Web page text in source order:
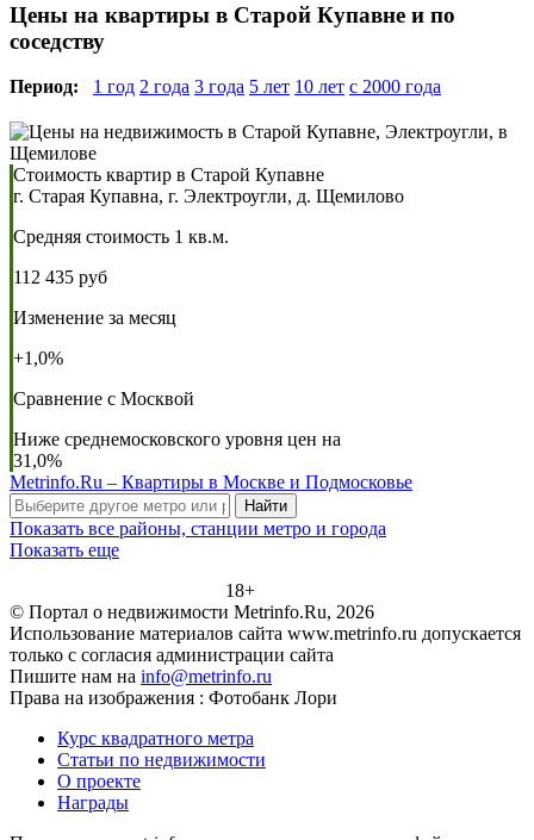
Цены на квартиры в Старой Купавне и по
соседству
Период: 1 год 2 года 3 года 5 лет 10 лет с 2000 года
Стоимость квартир в Старой Купавне
г. Старая Купавна, г. Электроугли, д. Щемилово
Средняя стоимость 1 кв.м.
112 435 руб
Изменение за месяц
+1,0%
Сравнение с Москвой
Ниже среднемосковского уровня цен на
31,0%
Metrinfo.Ru – Квартиры в Москве и Подмосковье
Найти
Показать все районы, станции метро и города
Показать еще
18+
© Портал о недвижимости Metrinfo.Ru, 2026
Использование материалов сайта www.metrinfo.ru допускается
только с согласия администрации сайта
Пишите нам на info@metrinfo.ru
Права на изображения : Фотобанк Лори
Курс квадратного метра
Статьи по недвижимости
О проекте
Награды